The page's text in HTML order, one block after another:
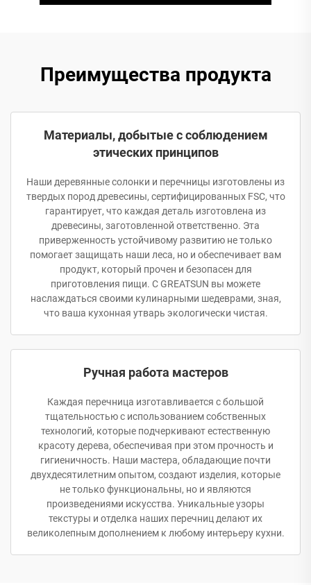
Преимущества продукта
Материалы, добытые с соблюдением
этических принципов
Наши деревянные солонки и перечницы изготовлены из
твердых пород древесины, сертифицированных FSC, что
гарантирует, что каждая деталь изготовлена из
древесины, заготовленной ответственно. Эта
приверженность устойчивому развитию не только
помогает защищать наши леса, но и обеспечивает вам
продукт, который прочен и безопасен для
приготовления пищи. С GREATSUN вы можете
наслаждаться своими кулинарными шедеврами, зная,
что ваша кухонная утварь экологически чистая.
Ручная работа мастеров
Каждая перечница изготавливается с большой
тщательностью с использованием собственных
технологий, которые подчеркивают естественную
красоту дерева, обеспечивая при этом прочность и
гигиеничность. Наши мастера, обладающие почти
двухдесятилетним опытом, создают изделия, которые
не только функциональны, но и являются
произведениями искусства. Уникальные узоры
текстуры и отделка наших перечниц делают их
великолепным дополнением к любому интерьеру кухни.